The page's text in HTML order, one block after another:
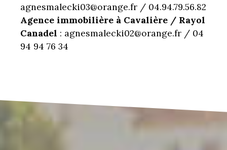
agnesmalecki03@orange.fr / 04.94.79.56.82
Agence immobilière à Cavalière / Rayol
Canadel : agnesmalecki02@orange.fr / 04
94 94 76 34